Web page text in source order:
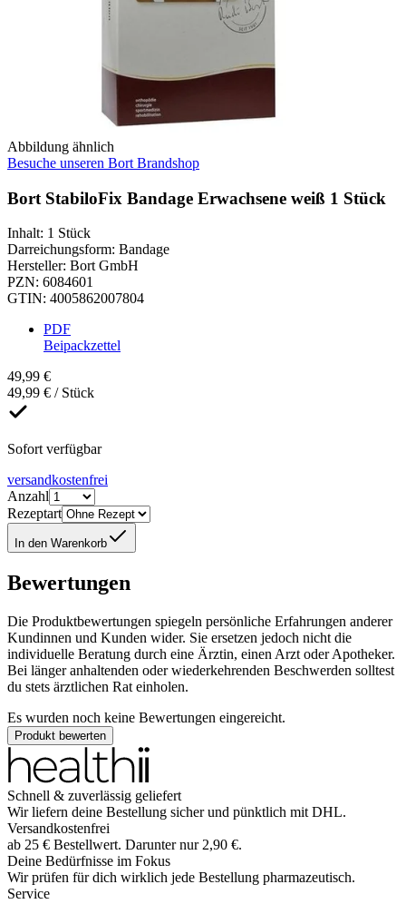
Abbildung ähnlich
Besuche unseren Bort Brandshop
Bort StabiloFix Bandage Erwachsene weiß 1 Stück
Inhalt: 1 Stück
Darreichungsform: Bandage
Hersteller: Bort GmbH
PZN: 6084601
GTIN: 4005862007804
PDF
Beipackzettel
49,99 €
49,99 € / Stück
Sofort verfügbar
versandkostenfrei
Anzahl
Rezeptart
In den Warenkorb
Bewertungen
Die Produktbewertungen spiegeln persönliche Erfahrungen anderer
Kundinnen und Kunden wider. Sie ersetzen jedoch nicht die
individuelle Beratung durch eine Ärztin, einen Arzt oder Apotheker.
Bei länger anhaltenden oder wiederkehrenden Beschwerden solltest
du stets ärztlichen Rat einholen.
Es wurden noch keine Bewertungen eingereicht.
Produkt bewerten
Schnell & zuverlässig geliefert
Wir liefern deine Bestellung sicher und pünktlich mit DHL.
Versandkostenfrei
ab 25 € Bestellwert. Darunter nur 2,90 €.
Deine Bedürfnisse im Fokus
Wir prüfen für dich wirklich jede Bestellung pharmazeutisch.
Service